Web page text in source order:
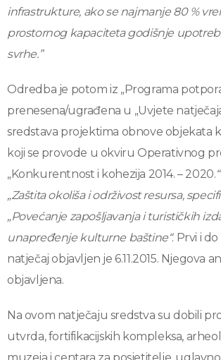
infrastrukture, ako se najmanje 80 %
prostornog kapaciteta godišnje
svrhe.”
Odredba je potom iz „Programa
prenesena/ugrađena u „Uvjete
sredstava projektima obnove objekata
koji se provode u okviru Operativnog
„Konkurentnost i kohezija 2014. – 2020.
„Zaštita okoliša i održivost resursa,
„Povećanje zapošljavanja i turističkih
unapređenje kulturne baštine“. Prvi i
natječaj objavljen je 6.11.2015. Njegova
objavljena.
Na ovom natječaju sredstva su dobili
utvrda, fortifikacijskih kompleksa,